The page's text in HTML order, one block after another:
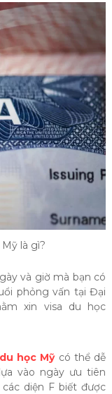
là gì?
và giờ mà bạn có
phỏng vấn tại Đại
xin visa du học
du học Mỹcó thể dễ
vào ngày ưu tiên
diện F biết được